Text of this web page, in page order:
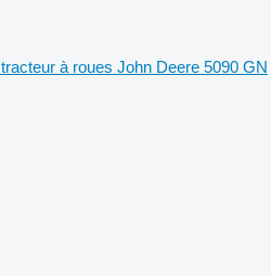
tracteur à roues John Deere 5090 GN